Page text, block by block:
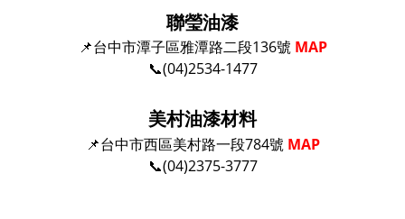
聯瑩油漆
📌台中市潭子區雅潭路二段136號 MAP
📞(04)2534-1477
美村油漆材料
📌台中市西區美村路一段784號 MAP
📞(04)2375-3777